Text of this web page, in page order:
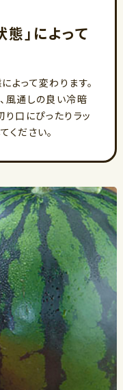
」によって
よって変わります。
風通しの良い冷暗
り口にぴったりラッ
ください。